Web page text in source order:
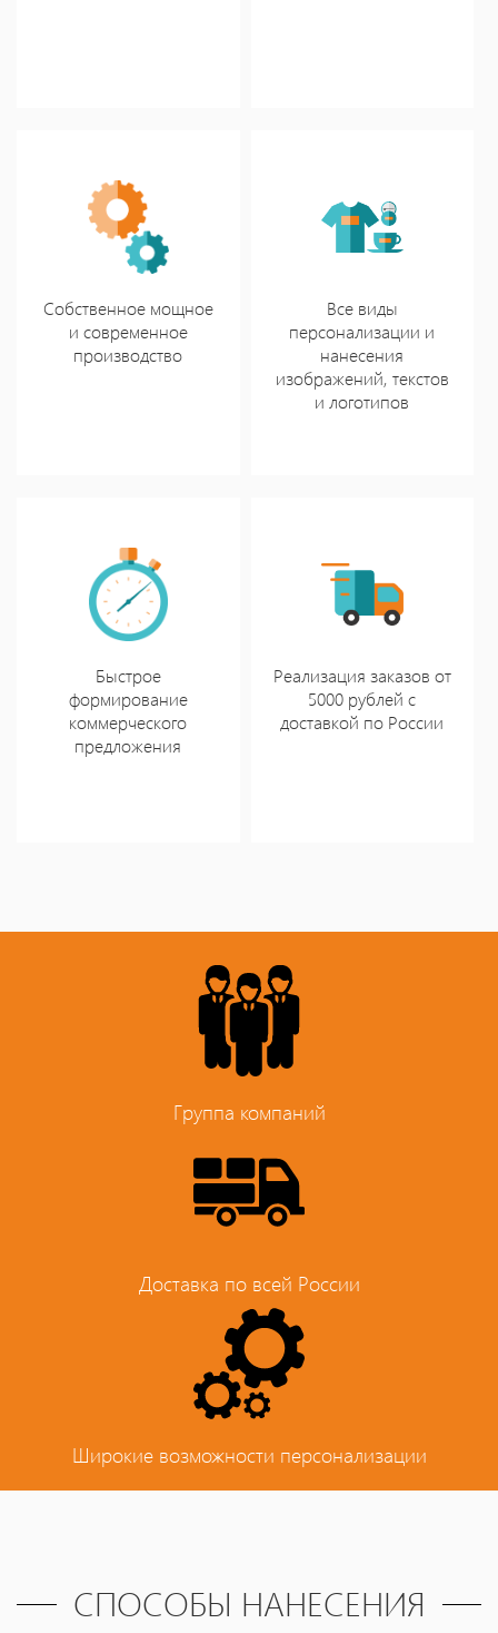
Собственное мощное
и современное
производство
Все виды
персонализации и
нанесения
изображений, текстов
и логотипов
Быстрое
формирование
коммерческого
предложения
Реализация заказов от
5000 рублей с
доставкой по России
Группа компаний
Доставка по всей России
Широкие возможности персонализации
СПОСОБЫ НАНЕСЕНИЯ